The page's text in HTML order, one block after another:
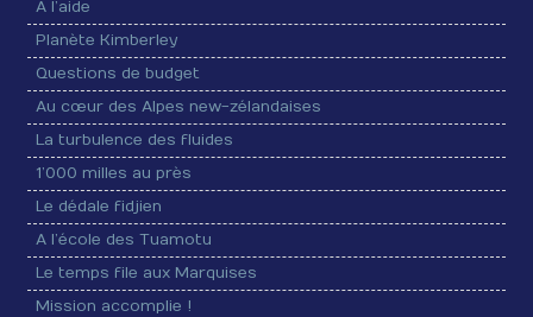
A l’aide
Planète Kimberley
Questions de budget
Au cœur des Alpes new-zélandaises
La turbulence des fluides
1’000 milles au près
Le dédale fidjien
A l’école des Tuamotu
Le temps file aux Marquises
Mission accomplie !